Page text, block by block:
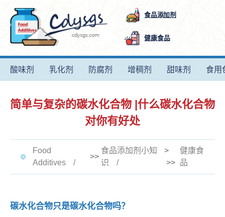
食品添加剂
健康食品
酸味剂 乳化剂 防腐剂 增稠剂 甜味剂 食用
简单与复杂的碳水化合物 |什么碳水化合物
对你有好处
Food
Additives
>>
食品添加剂小知
识
>
>>
健康食
品
碳水化合物只是碳水化合物吗？